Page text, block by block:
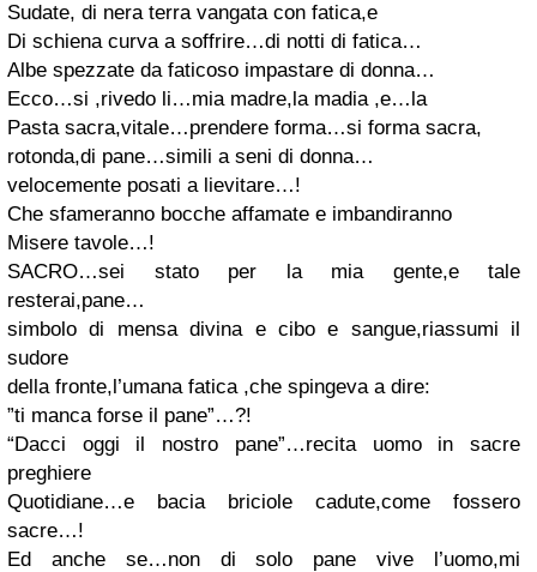
Sudate, di nera terra vangata con fatica,e
Di schiena curva a soffrire…di notti di fatica…
Albe spezzate da faticoso impastare di donna…
Ecco…si ,rivedo li…mia madre,la madia ,e…la
Pasta sacra,vitale…prendere forma…si forma sacra,
rotonda,di pane…simili a seni di donna…
velocemente posati a lievitare…!
Che sfameranno bocche affamate e imbandiranno
Misere tavole…!
SACRO…sei stato per la mia gente,e tale
resterai,pane…
simbolo di mensa divina e cibo e sangue,riassumi il
sudore
della fronte,l’umana fatica ,che spingeva a dire:
”ti manca forse il pane”…?!
“Dacci oggi il nostro pane”…recita uomo in sacre
preghiere
Quotidiane…e bacia briciole cadute,come fossero
sacre…!
Ed anche se…non di solo pane vive l’uomo,mi